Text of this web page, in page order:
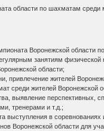
области по шахматам среди
Воронежской области
занятиям физической
области;
привлечение жителей
среди жителей Воронежской
выявление перспективных,
тренерами и т.д.;
выступления в соревнованиях
Воронежской области для